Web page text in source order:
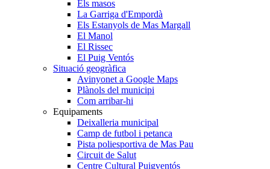
Els masos
La Garriga d'Empordà
Els Estanyols de Mas Margall
El Manol
El Rissec
El Puig Ventós
Situació geogràfica
Avinyonet a Google Maps
Plànols del municipi
Com arribar-hi
Equipaments
Deixalleria municipal
Camp de futbol i petanca
Pista poliesportiva de Mas Pau
Circuit de Salut
Centre Cultural Puigventós